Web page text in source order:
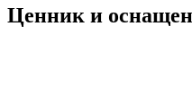
Ценник и